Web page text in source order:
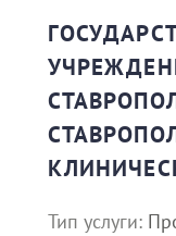
Тип услуги: